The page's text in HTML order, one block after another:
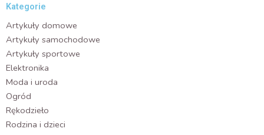
Kategorie
Artykuły domowe
Artykuły samochodowe
Artykuły sportowe
Elektronika
Moda i uroda
Ogród
Rękodzieło
Rodzina i dzieci